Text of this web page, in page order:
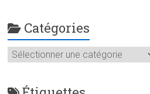
Catégories
Catégories